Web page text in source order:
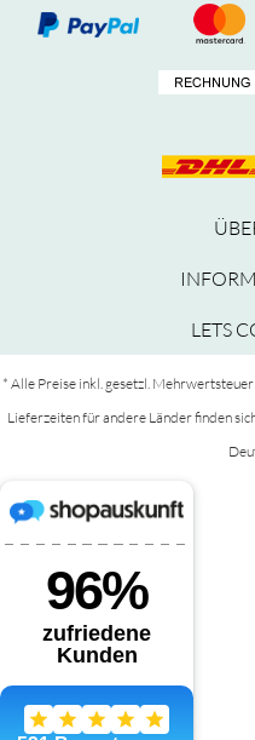
LETS
* Alle Preise inkl. gesetzl.
Lieferzeiten für andere Länder finden